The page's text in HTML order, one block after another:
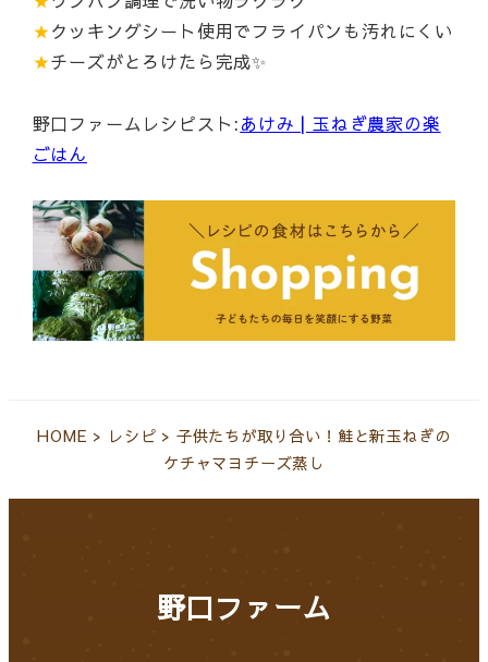
★クッキングシート使用でフライパンも汚れにくい
★チーズがとろけたら完成✨
野口ファームレシピスト:あけみ | 玉ねぎ農家の楽
ごはん
HOME > レシピ > 子供たちが取り合い！鮭と新玉ねぎの
ケチャマヨチーズ蒸し
野口ファーム